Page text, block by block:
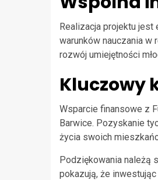
Realizacja projektu jest
warunków nauczania w
rozwój umiejętności
Kluczowy
Wsparcie finansowe z
Barwice. Pozyskanie
życia swoich
Podziękowania należą
pokazują, że inwestując